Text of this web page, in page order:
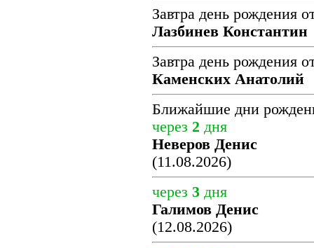
Завтра день рождения
Лазбинев Константин
Завтра день рождения
Каменских Анатолий
Ближайшие дни
через 2 дня
Неверов Денис
(11.08.2026)
через 3 дня
Галимов Денис
(12.08.2026)